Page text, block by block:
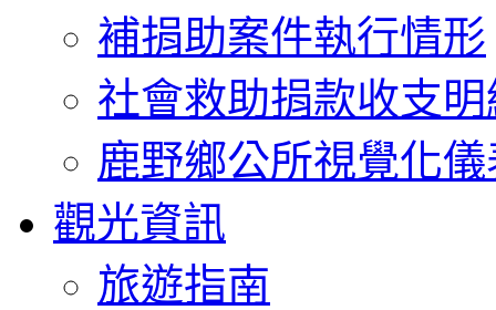
補捐助案件執行情形
社會救助捐款收支明
鹿野鄉公所視覺化
觀光資訊
旅遊指南